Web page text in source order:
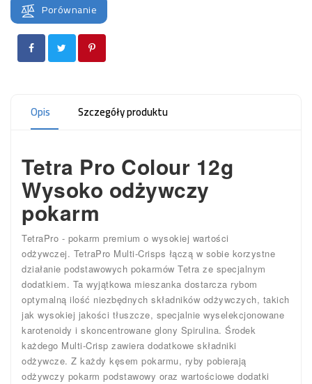
Porównanie
Opis Szczegóły produktu
Tetra Pro Colour 12g
Wysoko odżywczy
pokarm
TetraPro - pokarm premium o wysokiej wartości
odżywczej. TetraPro Multi-Crisps łączą w sobie korzystne
działanie podstawowych pokarmów Tetra ze specjalnym
dodatkiem. Ta wyjątkowa mieszanka dostarcza rybom
optymalną ilość niezbędnych składników odżywczych, takich
jak wysokiej jakości tłuszcze, specjalnie wyselekcjonowane
karotenoidy i skoncentrowane glony Spirulina. Środek
każdego Multi-Crisp zawiera dodatkowe składniki
odżywcze. Z każdy kęsem pokarmu, ryby pobierają
odżywczy pokarm podstawowy oraz wartościowe dodatki